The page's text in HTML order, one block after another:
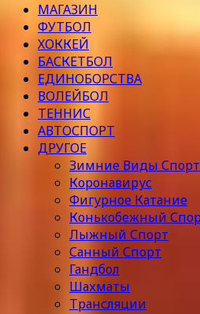
МАГАЗИН
ФУТБОЛ
ХОККЕЙ
БАСКЕТБОЛ
ЕДИНОБОРСТВА
ВОЛЕЙБОЛ
ТЕННИС
АВТОСПОРТ
ДРУГОЕ
Зимние Виды
Коронавирус
Фигурное Катание
Конькобежный
Лыжный Спорт
Санный Спорт
Гандбол
Шахматы
Трансляции